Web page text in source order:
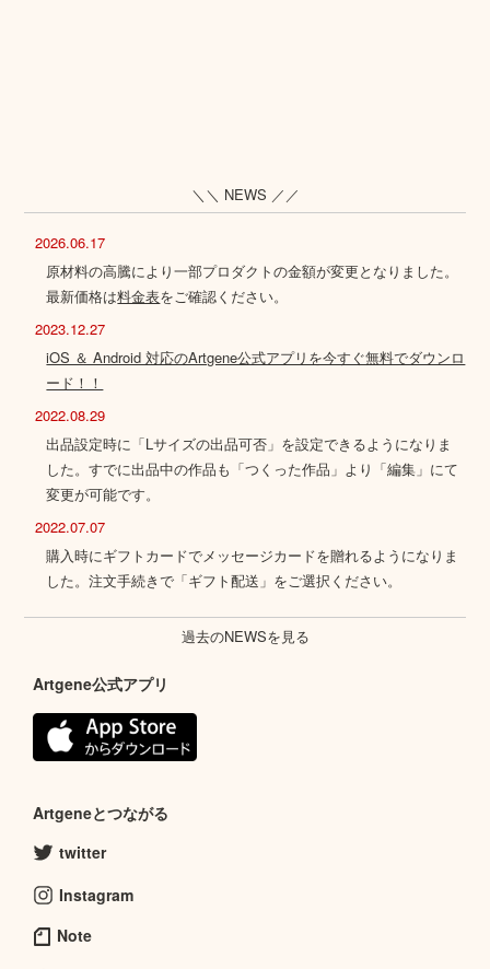
＼＼ NEWS ／／
2026.06.17
原材料の高騰により一部プロダクトの金額が変更となりました。
最新価格は料金表をご確認ください。
2023.12.27
iOS ＆ Android 対応のArtgene公式アプリを今すぐ無料でダウンロ
ード！！
2022.08.29
出品設定時に「Lサイズの出品可否」を設定できるようになりま
した。すでに出品中の作品も「つくった作品」より「編集」にて
変更が可能です。
2022.07.07
購入時にギフトカードでメッセージカードを贈れるようになりま
した。注文手続きで「ギフト配送」をご選択ください。
過去のNEWSを見る
Artgene公式アプリ
Artgeneとつながる
twitter
Instagram
Note